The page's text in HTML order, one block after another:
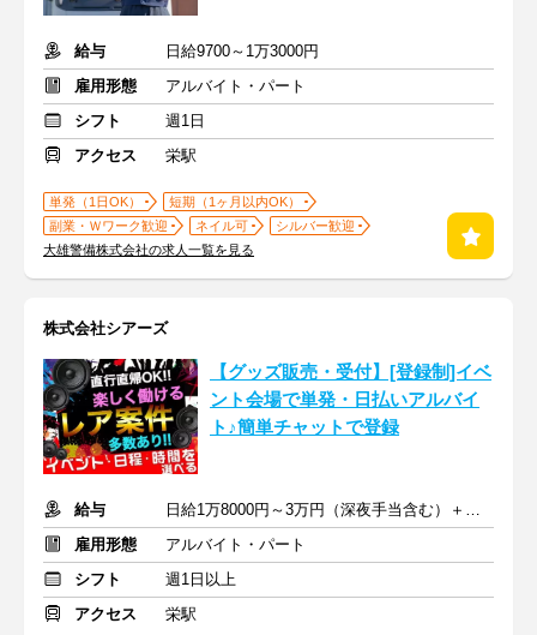
給与
日給9700～1万3000円
雇用形態
アルバイト・パート
シフト
週1日
アクセス
栄駅
単発（1日OK）
短期（1ヶ月以内OK）
副業・Ｗワーク歓迎
ネイル可
シルバー歓迎
大雄警備株式会社の求人一覧を見る
株式会社シアーズ
【グッズ販売・受付】[登録制]イベ
ント会場で単発・日払いアルバイ
ト♪簡単チャットで登録
給与
日給1万8000円～3万円（深夜手当含む）＋交通費
雇用形態
アルバイト・パート
シフト
週1日以上
アクセス
栄駅